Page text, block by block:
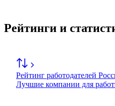
Рейтинги и
Рейтинг работодателей
Лучшие компании для